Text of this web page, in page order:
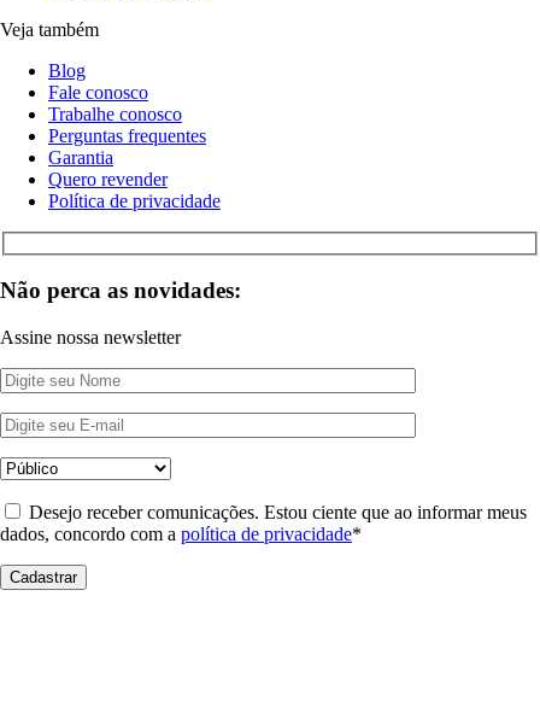
Veja também
Blog
Fale conosco
Trabalhe conosco
Perguntas frequentes
Garantia
Quero revender
Política de privacidade
Não perca as novidades:
Assine nossa newsletter
Desejo receber comunicações. Estou ciente que ao informar meus
dados, concordo com a política de privacidade*